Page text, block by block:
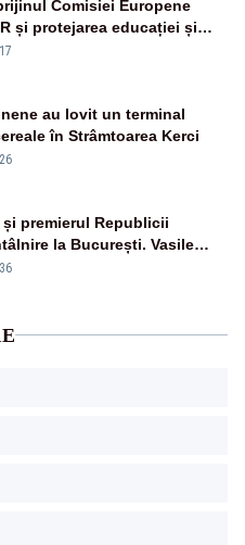
Comisiei Europene
și protejarea educației și
au lovit un terminal
în Strâmtoarea Kerci
premierul Republicii
la București. Vasile
cu onoruri militare